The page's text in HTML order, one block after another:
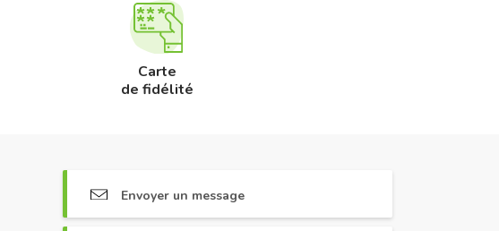
Carte
de fidélité
Envoyer un message